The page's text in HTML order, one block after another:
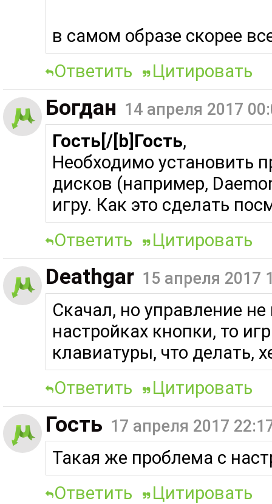
в самом образе скорее
Ответить
Цитировать
Богдан 14 апреля 2017
Гость[/[b]Гость,
Необходимо установить
дисков (например,
игру. Как это сделать
Ответить
Цитировать
Deathgar 15 апреля 2017
Скачал, но управление
настройках кнопки, то
клавиатуры, что делать,
Ответить
Цитировать
Гость 17 апреля 2017
Такая же проблема с
Ответить
Цитировать